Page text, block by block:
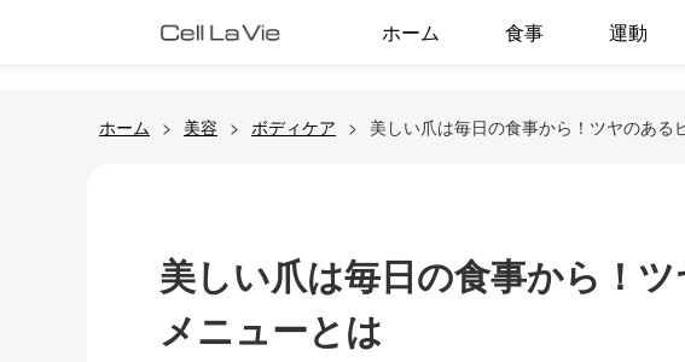
ホーム 食事 運動
ホーム 美容 ボディケア 美しい爪は毎日の食事から！ツヤのある
美しい爪は毎日の食事から！
メニューとは